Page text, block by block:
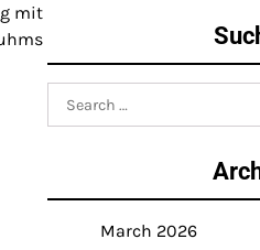
mit
for:
March 2026